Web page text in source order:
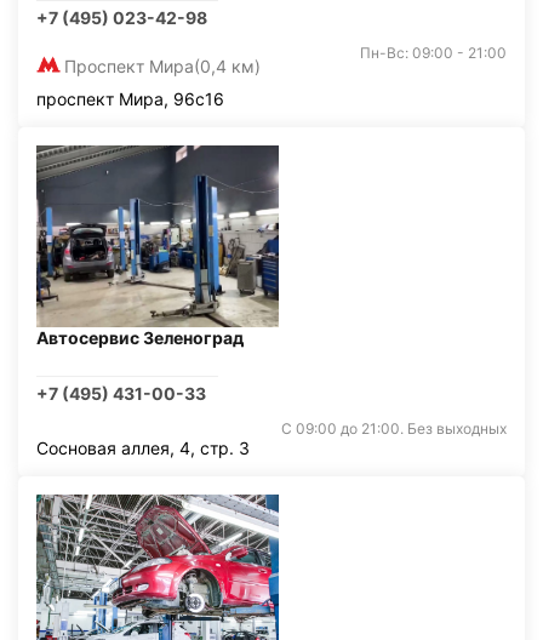
+7 (495) 023-42-98
Проспект Мира(0,4 км)
Пн-Вс: 09:00 - 21:00
проспект Мира, 96с16
Автосервис Зеленоград
+7 (495) 431-00-33
С 09:00 до 21:00. Без выходных
Сосновая аллея, 4, стр. 3